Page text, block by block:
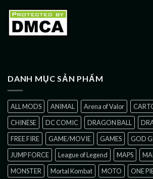
DANH MỤC SẢN PHẨM
ALL MODS ANIMAL Arena of Valor
CHINESE
DC COMIC DRAGON BALL
FREE FIRE
GAME/MOVIE GAMES GOD
JUMP FORCE
League of Legend MAPS
MONSTER
Mortal Kombat MOTO ONE